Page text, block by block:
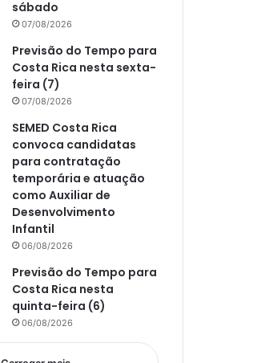
sábado
07/08/2026
Previsão do Tempo para
Costa Rica nesta sexta-
feira (7)
07/08/2026
SEMED Costa Rica
convoca candidatas
para contratação
temporária e atuação
como Auxiliar de
Desenvolvimento
Infantil
06/08/2026
Previsão do Tempo para
Costa Rica nesta
quinta-feira (6)
06/08/2026